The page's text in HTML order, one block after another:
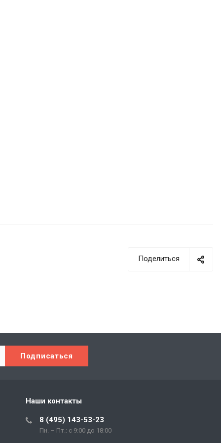
Поделиться
Наши контакты
8 (495) 143-53-23
Пн. – Пт.: с 9:00 до 18:00